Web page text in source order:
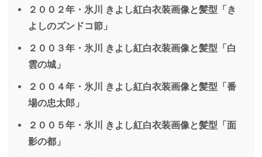
２００２年・氷川 きよし紅白衣装画像と髪型「き
よしのズンドコ節」
２００３年・氷川 きよし紅白衣装画像と髪型「白
雲の城」
２００４年・氷川 きよし紅白衣装画像と髪型「番
場の忠太郎」
２００５年・氷川 きよし紅白衣装画像と髪型「面
影の都」